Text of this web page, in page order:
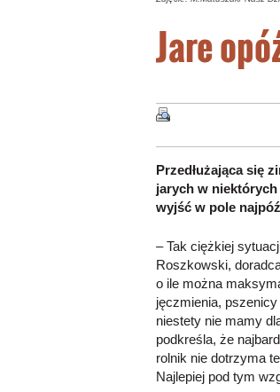
Jare
Przedłużająca się
jarych w
wyjść w pole
– Tak ciężkiej
Roszkowski,
o ile można
jęczmienia, pszenicy
niestety nie mamy
podkreśla, że
rolnik nie dotrzyma
Najlepiej pod tym